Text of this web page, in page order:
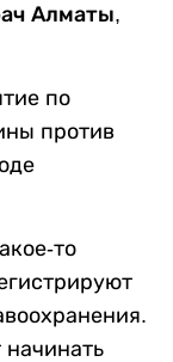
Алматы,
по
против
то
начинать